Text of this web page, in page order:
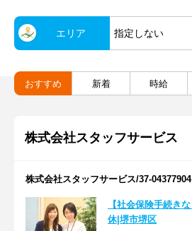
エリア 指定しない
おすすめ 新着 時給
株式会社スタッフサービス
株式会社スタッフサービス/37-04377904
【社会保険手続き
休|堺市堺区